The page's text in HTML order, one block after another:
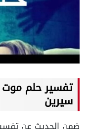
تفسير حلم موت
سيرين